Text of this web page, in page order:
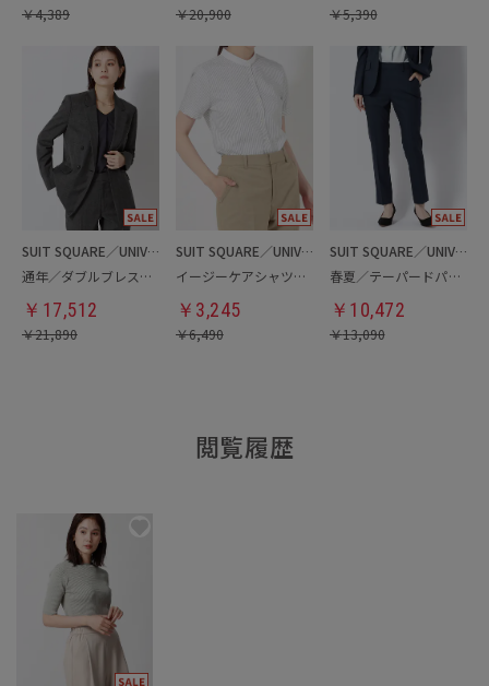
￥4,389 ￥20,900 ￥5,390
SUIT SQUARE／UNIVERSAL LANGUAGE／WHITE
通年／ダブルブレストジャケット
￥ 17,512
￥21,890
SUIT SQUARE／UNIVERSAL LANGUAGE／WHITE
イージーケアシャツ・ブラウス
￥ 3,245
￥6,490
SUIT SQUARE／UNIVERSAL LANGUAGE／WHITE
春夏／テーパードパンツ
￥ 10,472
￥13,090
閲覧履歴